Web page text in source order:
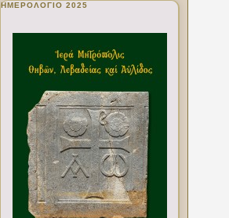
ΗΜΕΡΟΛΟΓΙΟ 2025